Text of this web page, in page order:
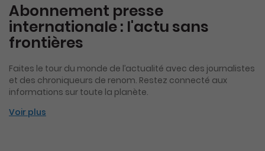
Abonnement presse
internationale : l'actu sans
frontières
Faites le tour du monde de l’actualité avec des journalistes
et des chroniqueurs de renom. Restez connecté aux
informations sur toute la planète.
Voir plus